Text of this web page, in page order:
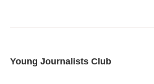
Young Journalists Club